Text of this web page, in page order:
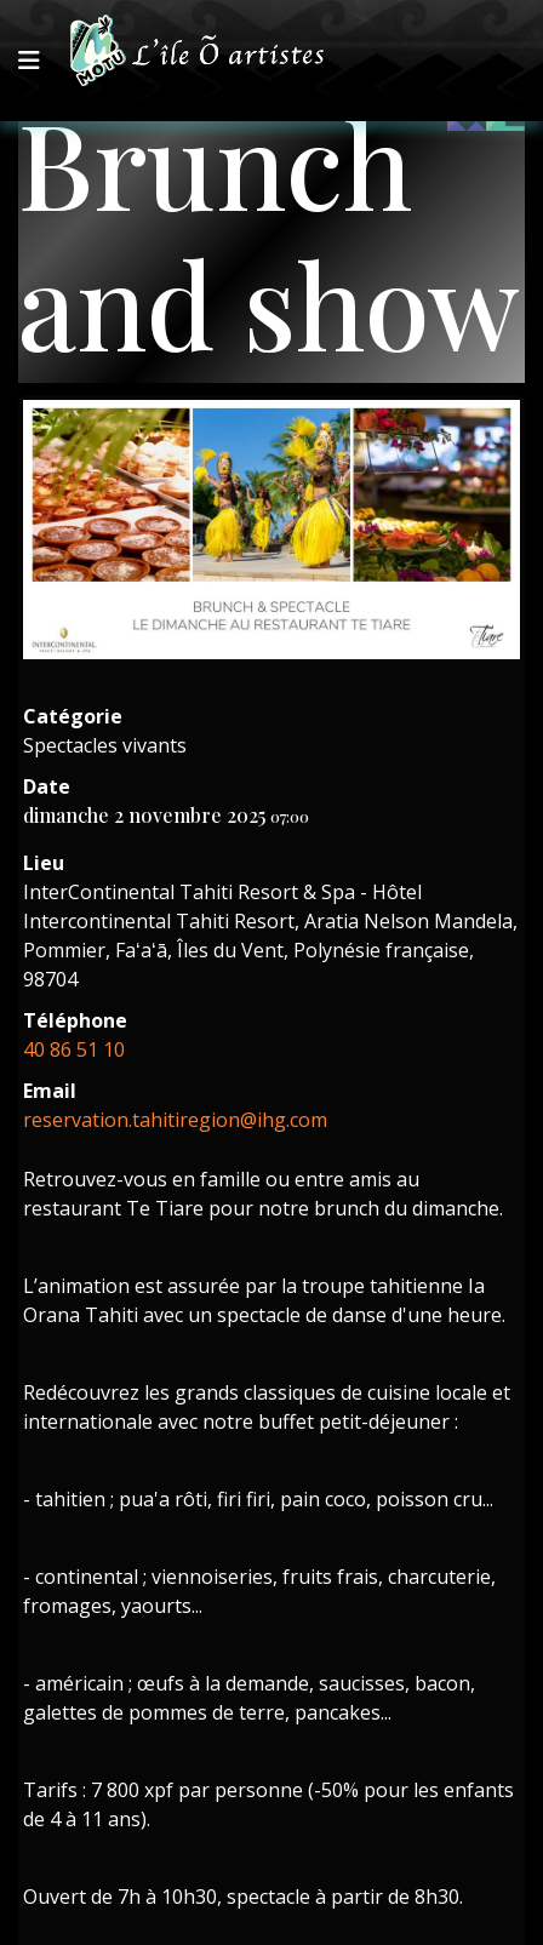
Brunch
and show
Catégorie
Spectacles vivants
Date
dimanche 2 novembre 2025 07:00
Lieu
InterContinental Tahiti Resort & Spa - Hôtel
Intercontinental Tahiti Resort, Aratia Nelson Mandela,
Pommier, Faʻaʻā, Îles du Vent, Polynésie française,
98704
Téléphone
40 86 51 10
Email
reservation.tahitiregion@ihg.com
Retrouvez-vous en famille ou entre amis au
restaurant Te Tiare pour notre brunch du dimanche.
L’animation est assurée par la troupe tahitienne Ia
Orana Tahiti avec un spectacle de danse d'une heure.
Redécouvrez les grands classiques de cuisine locale et
internationale avec notre buffet petit-déjeuner :
- tahitien ; pua'a rôti, firi firi, pain coco, poisson cru...
- continental ; viennoiseries, fruits frais, charcuterie,
fromages, yaourts...
- américain ; œufs à la demande, saucisses, bacon,
galettes de pommes de terre, pancakes...
Tarifs : 7 800 xpf par personne (-50% pour les enfants
de 4 à 11 ans).
Ouvert de 7h à 10h30, spectacle à partir de 8h30.